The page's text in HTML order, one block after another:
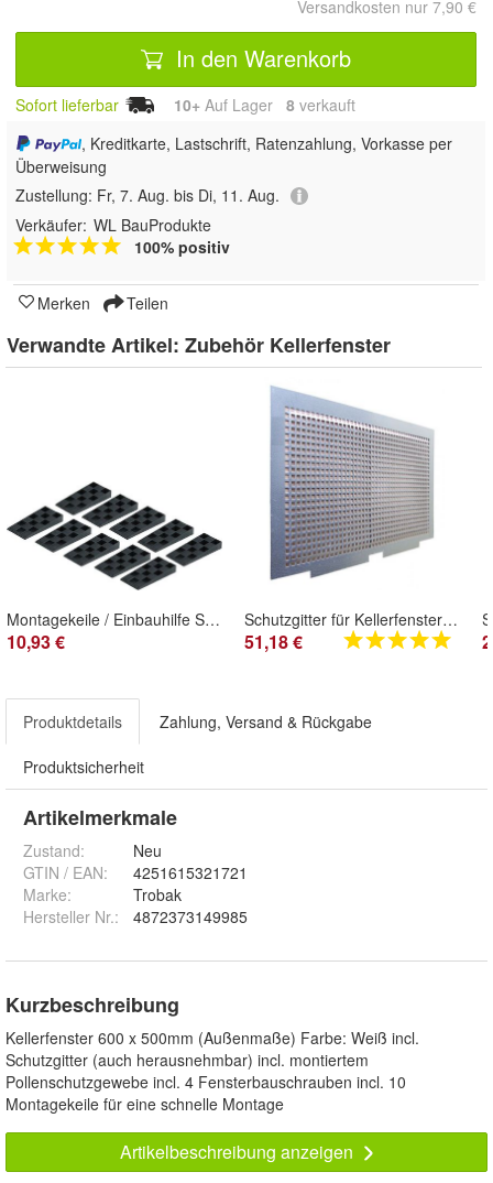
Versandkosten nur 7,90 €
In den Warenkorb
Sofort lieferbar 10+ Auf Lager 8 verkauft
, Kreditkarte, Lastschrift, Ratenzahlung, Vorkasse per
Überweisung
Zustellung: Fr, 7. Aug. bis Di, 11. Aug.
Verkäufer: WL BauProdukte
100% positiv
Merken Teilen
Verwandte Artikel: Zubehör Kellerfenster
Montagekeile / Einbauhilfe Set mit 10 Stück
10,93 €
Schutzgitter für Kellerfenster mit Insektenschutz
51,18 €
Produktdetails Zahlung, Versand & Rückgabe
Produktsicherheit
Artikelmerkmale
Zustand:
Neu
GTIN / EAN:
4251615321721
Marke:
Trobak
Hersteller Nr.:
4872373149985
Kurzbeschreibung
Kellerfenster 600 x 500mm (Außenmaße) Farbe: Weiß incl.
Schutzgitter (auch herausnehmbar) incl. montiertem
Pollenschutzgewebe incl. 4 Fensterbauschrauben incl. 10
Montagekeile für eine schnelle Montage
Artikelbeschreibung anzeigen